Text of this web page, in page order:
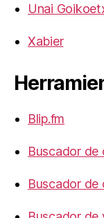
Unai
Xabier
Blip.fm
Buscador de
Buscador de